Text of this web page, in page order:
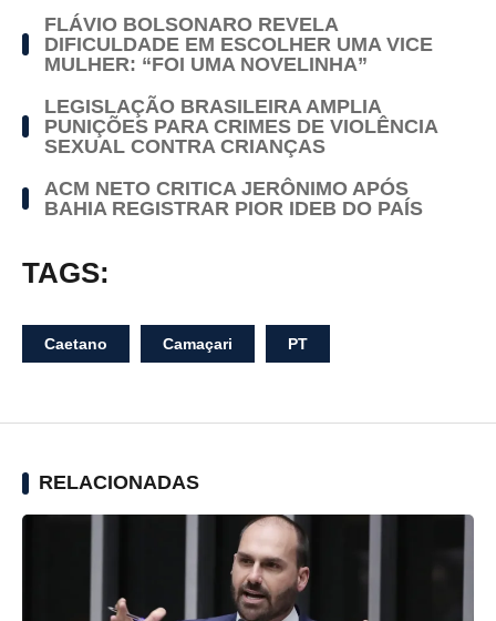
FLÁVIO BOLSONARO REVELA
DIFICULDADE EM ESCOLHER UMA VICE
MULHER: “FOI UMA NOVELINHA”
LEGISLAÇÃO BRASILEIRA AMPLIA
PUNIÇÕES PARA CRIMES DE VIOLÊNCIA
SEXUAL CONTRA CRIANÇAS
ACM NETO CRITICA JERÔNIMO APÓS
BAHIA REGISTRAR PIOR IDEB DO PAÍS
TAGS:
Caetano Camaçari PT
RELACIONADAS